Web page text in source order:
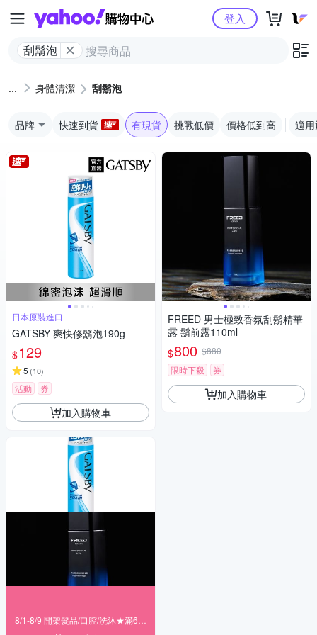
Yahoo購物中心
刮鬍泡
登入
身體清潔 刮鬍泡
品牌 快速到貨 有現貨 挑戰低價 價格低到高 適
日本原裝進口
GATSBY 爽快修鬍泡190g
$129
5 (10)
活動 券
加入購物車
FREED 男士極致香氛刮鬍精華
露 鬍前露110ml
$800 $880
限時下殺
券
加入購物車